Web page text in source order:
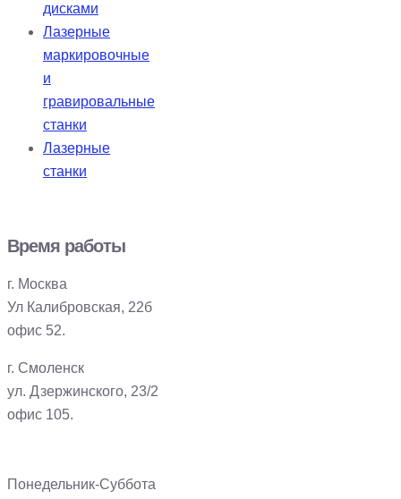
дисками
Лазерные
маркировочные
и
гравировальные
станки
Лазерные
станки
Время работы
г. Москва
Ул Калибровская, 22б
офис 52.
г. Смоленск
ул. Дзержинского, 23/2
офис 105.
Понедельник-Суббота